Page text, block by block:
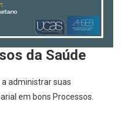
da Saúde
a administrar suas
em bons Processos.